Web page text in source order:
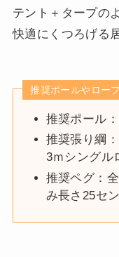
テント＋タープの
快適にくつろげる
推奨ポールやロー
推奨ポール
推奨張り綱
3ｍシングル
推奨ペグ：
み長さ25セ